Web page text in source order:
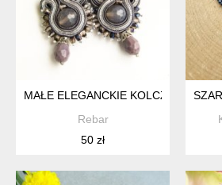
MAŁE ELEGANCKIE KOLCZYKI
Rebar
50 zł